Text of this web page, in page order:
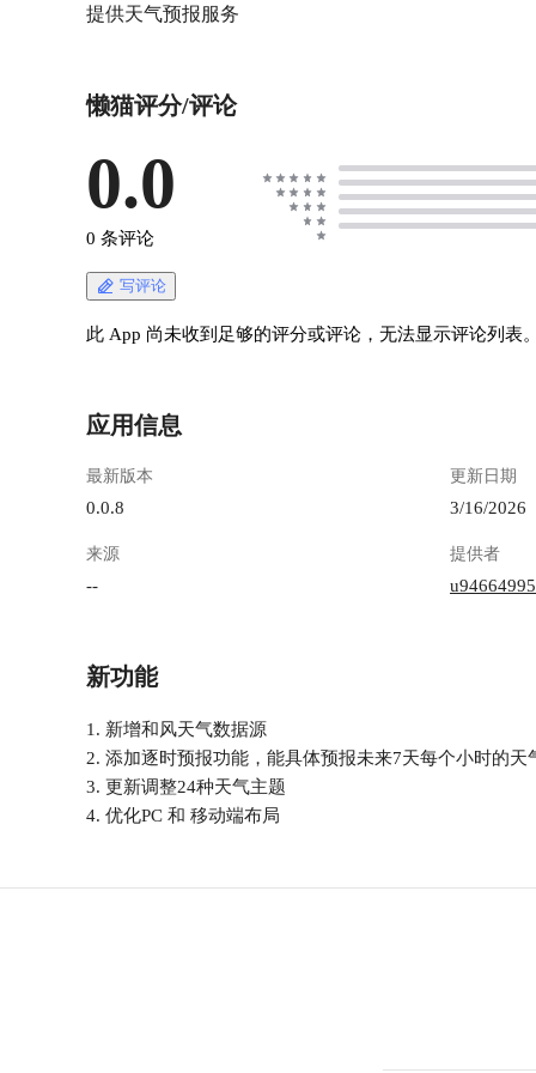
提供天气预报服务
懒猫评分/评论
0.0
0 条评论
写评论
此 App 尚未收到足够的评分或评论，无法显示评论列表
应用信息
最新版本
0.0.8
更新日期
3/16/2026
来源
--
提供者
u94664995
新功能
1. 新增和风天气数据源
2. 添加逐时预报功能，能具体预报未来7天每个小时的天
3. 更新调整24种天气主题
4. 优化PC 和 移动端布局